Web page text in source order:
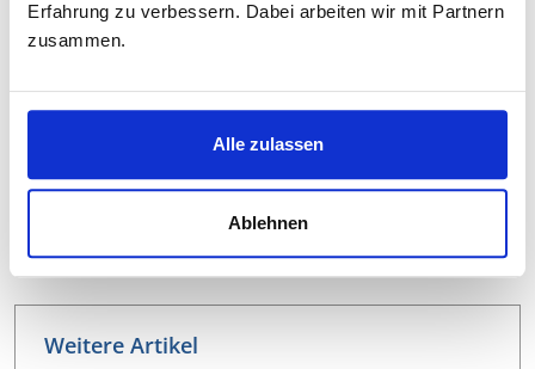
Erfahrung zu verbessern. Dabei arbeiten wir mit Partnern
zusammen.
Alle zulassen
Ablehnen
1)http://www.unimedizin-
doktoranden.html
Weitere Artikel